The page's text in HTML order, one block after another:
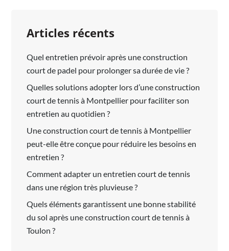
Articles récents
Quel entretien prévoir après une construction
court de padel pour prolonger sa durée de vie ?
Quelles solutions adopter lors d’une construction
court de tennis à Montpellier pour faciliter son
entretien au quotidien ?
Une construction court de tennis à Montpellier
peut-elle être conçue pour réduire les besoins en
entretien ?
Comment adapter un entretien court de tennis
dans une région très pluvieuse ?
Quels éléments garantissent une bonne stabilité
du sol après une construction court de tennis à
Toulon ?